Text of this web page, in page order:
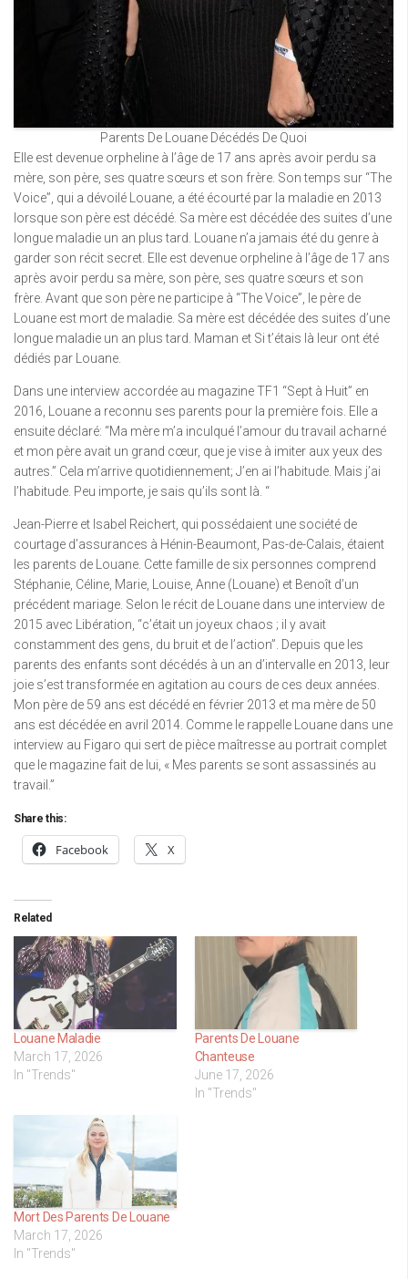
Parents De Louane Décédés De Quoi
Elle est devenue orpheline à l’âge de 17 ans après avoir perdu sa
mère, son père, ses quatre sœurs et son frère. Son temps sur “The
Voice”, qui a dévoilé Louane, a été écourté par la maladie en 2013
lorsque son père est décédé. Sa mère est décédée des suites d’une
longue maladie un an plus tard. Louane n’a jamais été du genre à
garder son récit secret. Elle est devenue orpheline à l’âge de 17 ans
après avoir perdu sa mère, son père, ses quatre sœurs et son
frère. Avant que son père ne participe à “The Voice”, le père de
Louane est mort de maladie. Sa mère est décédée des suites d’une
longue maladie un an plus tard. Maman et Si t’étais là leur ont été
dédiés par Louane.
Dans une interview accordée au magazine TF1 “Sept à Huit” en
2016, Louane a reconnu ses parents pour la première fois. Elle a
ensuite déclaré: “Ma mère m’a inculqué l’amour du travail acharné
et mon père avait un grand cœur, que je vise à imiter aux yeux des
autres.” Cela m’arrive quotidiennement; J’en ai l’habitude. Mais j’ai
l’habitude. Peu importe, je sais qu’ils sont là. “
Jean-Pierre et Isabel Reichert, qui possédaient une société de
courtage d’assurances à Hénin-Beaumont, Pas-de-Calais, étaient
les parents de Louane. Cette famille de six personnes comprend
Stéphanie, Céline, Marie, Louise, Anne (Louane) et Benoît d’un
précédent mariage. Selon le récit de Louane dans une interview de
2015 avec Libération, “c’était un joyeux chaos ; il y avait
constamment des gens, du bruit et de l’action”. Depuis que les
parents des enfants sont décédés à un an d’intervalle en 2013, leur
joie s’est transformée en agitation au cours de ces deux années.
Mon père de 59 ans est décédé en février 2013 et ma mère de 50
ans est décédée en avril 2014. Comme le rappelle Louane dans une
interview au Figaro qui sert de pièce maîtresse au portrait complet
que le magazine fait de lui, « Mes parents se sont assassinés au
travail.”
Share this:
Facebook X
Related
Louane Maladie
March 17, 2026
In "Trends"
Parents De Louane
Chanteuse
June 17, 2026
In "Trends"
Mort Des Parents De Louane
March 17, 2026
In "Trends"